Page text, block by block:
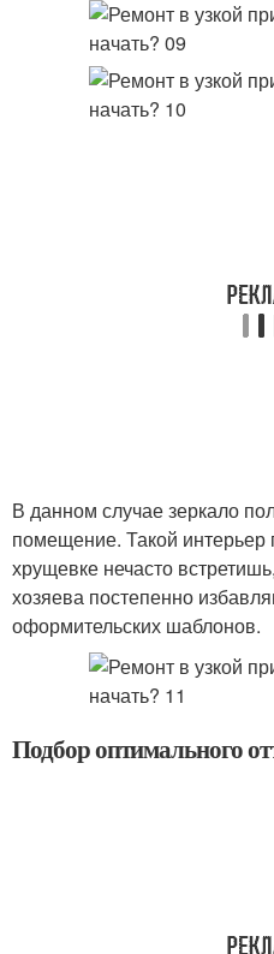
В данном случае зеркало
помещение. Такой интерьер
хрущевке нечасто
хозяева постепенно
оформительских шаблонов.
Подбор оптимального